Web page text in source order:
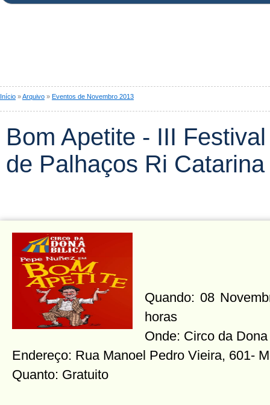
Início »Arquivo » Eventos de Novembro 2013
Bom Apetite - III
de Palhaços Ri Catarina
Quando: 08
horas
Onde: Circo da
Endereço: Rua Manoel Pedro Vieira, 601-
Quanto: Gratuito